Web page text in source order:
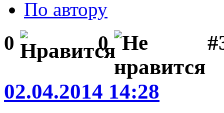
По автору
0 0
02.04.2014 14:28